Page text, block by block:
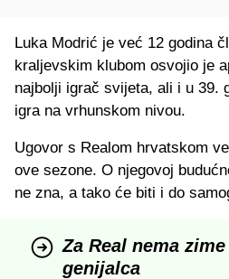
Luka Modrić je već 12 godina
kraljevskim klubom osvojio je
najbolji igrač svijeta, ali i u 39.
igra na vrhunskom nivou.
Ugovor s Realom hrvatskom
ove sezone. O njegovoj
ne zna, a tako će biti i do
Za Real nema
genijalca